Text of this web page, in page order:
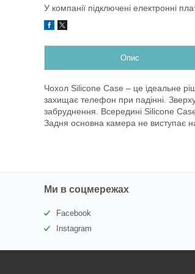
У компанії підключені електронні
Опис
Чохол Silicone Case – це ідеальне
захищає телефон при падінні.
забруднення. Всередині Silicone
Задня основна камера не виступає
Ми в соцмережах
Facebook
Instagram